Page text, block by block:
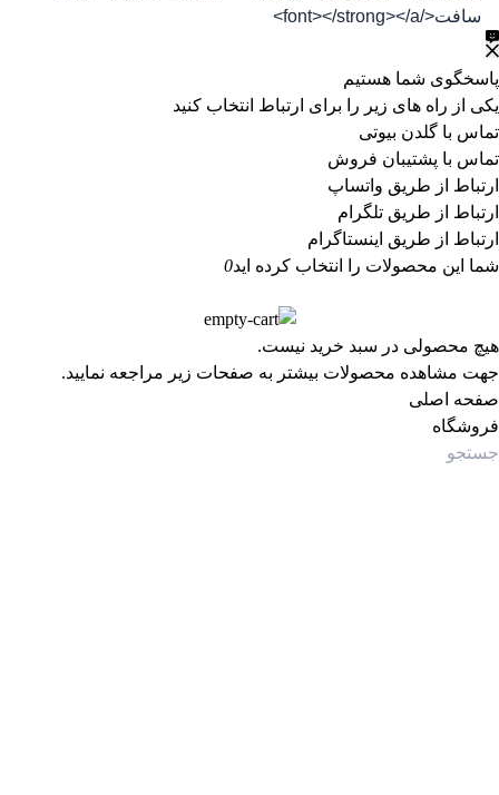
سافت</font></strong></a>
پاسخگوی شما هستیم
یکی از راه های زیر را برای ارتباط انتخاب کنید
تماس با گلدن بیوتی
تماس با پشتیبان فروش
ارتباط از طریق واتساپ
ارتباط از طریق تلگرام
ارتباط از طریق اینستاگرام
شما این محصولات را انتخاب کرده اید0
هیچ محصولی در سبد خرید نیست.
جهت مشاهده محصولات بیشتر به صفحات زیر مراجعه نمایید.
صفحه اصلی
فروشگاه